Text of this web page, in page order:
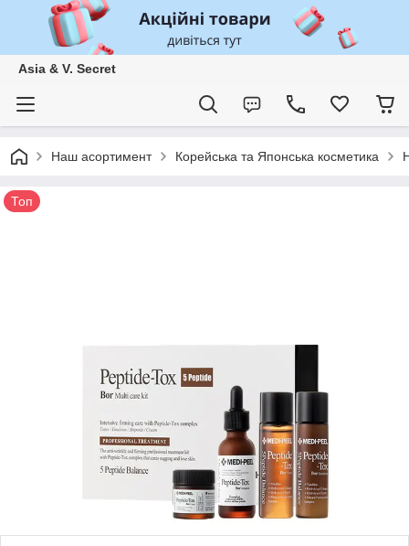
Asia & V. Secret
Наш асортимент Корейська та Японська косметика
Топ